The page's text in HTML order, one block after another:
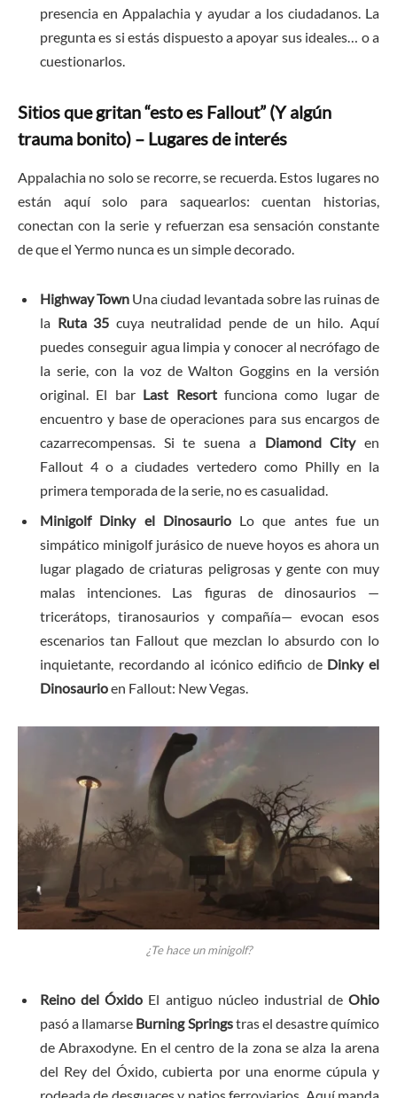
presencia en Appalachia y ayudar a los ciudadanos. La
pregunta es si estás dispuesto a apoyar sus ideales… o a
cuestionarlos.
Sitios que gritan “esto es Fallout” (Y algún
trauma bonito) – Lugares de interés
Appalachia no solo se recorre, se recuerda. Estos lugares no
están aquí solo para saquearlos: cuentan historias,
conectan con la serie y refuerzan esa sensación constante
de que el Yermo nunca es un simple decorado.
Highway Town Una ciudad levantada sobre las ruinas de
la Ruta 35 cuya neutralidad pende de un hilo. Aquí
puedes conseguir agua limpia y conocer al necrófago de
la serie, con la voz de Walton Goggins en la versión
original. El bar Last Resortfunciona como lugar de
encuentro y base de operaciones para sus encargos de
cazarrecompensas. Si te suena a Diamond Cityen
Fallout 4 o a ciudades vertedero como Philly en la
primera temporada de la serie, no es casualidad.
Minigolf Dinky el DinosaurioLo que antes fue un
simpático minigolf jurásico de nueve hoyos es ahora un
lugar plagado de criaturas peligrosas y gente con muy
malas intenciones. Las figuras de dinosaurios —
tricerátops, tiranosaurios y compañía— evocan esos
escenarios tan Fallout que mezclan lo absurdo con lo
inquietante, recordando al icónico edificio de Dinky el
Dinosaurioen Fallout: New Vegas.
¿Te hace un minigolf?
Reino del Óxido El antiguo núcleo industrial de Ohio
pasó a llamarse Burning Springstras el desastre químico
de Abraxodyne. En el centro de la zona se alza la arena
del Rey del Óxido, cubierta por una enorme cúpula y